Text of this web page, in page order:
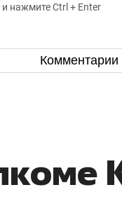
нажмите Ctrl + Enter
Комментарии